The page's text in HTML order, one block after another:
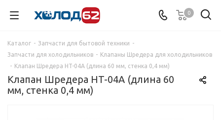
0
Каталог - Запчасти для бытовой техники -
Запчасти для холодильников - Клапаны Шредера для холодильников
- Клапан Шредера HT-04А (длина 60 мм, стенка 0,4 мм)
Клапан Шредера HT-04А (длина 60
мм, стенка 0,4 мм)